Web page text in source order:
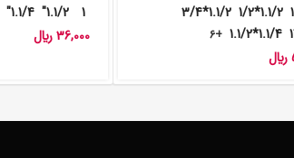
1.1/2*1/2
1.1/2*3/4
1.1/4*1.1/2
+6
﷼
1
1.1/2"
1.1/4"
36,000﷼